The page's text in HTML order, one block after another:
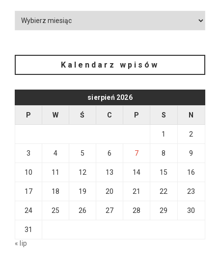
Kalendarz wpisów
sierpień 2026
P W Ś C P S N
1 2
3 4 5 6 7 8 9
10 11 12 13 14 15 16
17 18 19 20 21 22 23
24 25 26 27 28 29 30
31
« lip